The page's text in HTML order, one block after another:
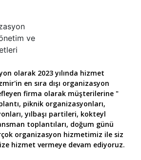
olarak 2023 yılında hizmet
en sıra dışı organizasyon
firma olarak müşterilerine "
piknik organizasyonları,
yılbaşı partileri, kokteyl
toplantıları, doğum günü
organizasyon hizmetimiz ile siz
hizmet vermeye devam ediyoruz.